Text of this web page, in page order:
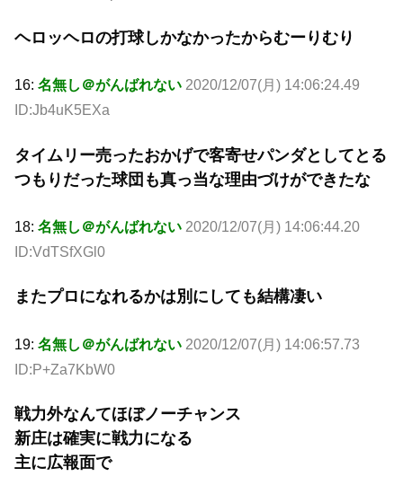
ヘロッヘロの打球しかなかったからむーりむり
16: 名無し＠がんばれない 2020/12/07(月) 14:06:24.49
ID:Jb4uK5EXa
タイムリー売ったおかげで客寄せパンダとしてとる
つもりだった球団も真っ当な理由づけができたな
18: 名無し＠がんばれない 2020/12/07(月) 14:06:44.20
ID:VdTSfXGl0
またプロになれるかは別にしても結構凄い
19: 名無し＠がんばれない 2020/12/07(月) 14:06:57.73
ID:P+Za7KbW0
戦力外なんてほぼノーチャンス
新庄は確実に戦力になる
主に広報面で